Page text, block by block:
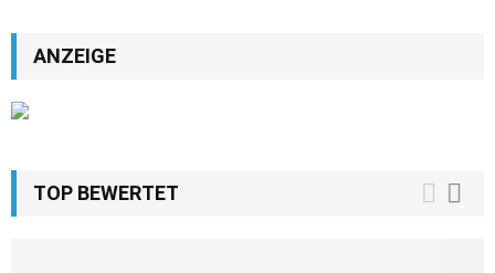
ANZEIGE
TOP BEWERTET